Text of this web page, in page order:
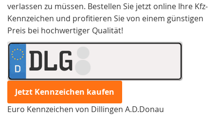
verlassen zu müssen. Bestellen Sie jetzt online Ihre Kfz-
Kennzeichen und profitieren Sie von einem günstigen
Preis bei hochwertiger Qualität!
DLG
Jetzt Kennzeichen kaufen
Euro Kennzeichen von Dillingen A.D.Donau